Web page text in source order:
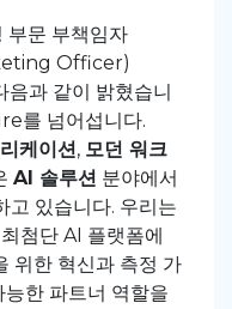
문 부책임자
Officer)
음과 같이 밝혔습니
를 넘어섭니다.
케이션, 모던 워크
AI 솔루션 분야에서
고 있습니다. 우리는
첨단 AI 플랫폼에
위한 혁신과 측정 가
한 파트너 역할을